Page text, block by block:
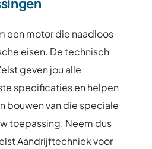
een motor die naadloos
eisen. De technisch
geven jou alle
specificaties en helpen
bouwen van die speciale
toepassing. Neem dus
Aandrijftechniek voor